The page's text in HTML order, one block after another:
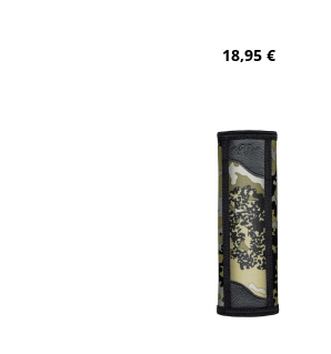
Regulärer Preis:
18,95 €